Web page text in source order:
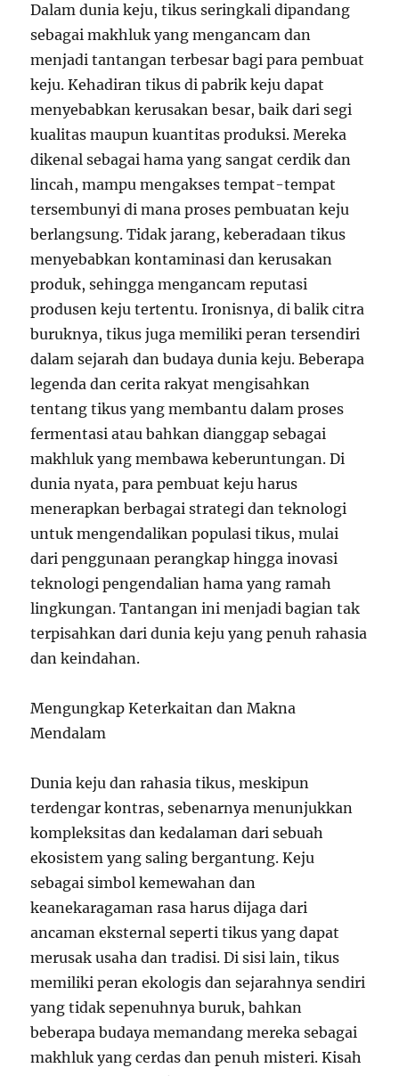
Dalam dunia keju, tikus seringkali dipandang
sebagai makhluk yang mengancam dan
menjadi tantangan terbesar bagi para pembuat
keju. Kehadiran tikus di pabrik keju dapat
menyebabkan kerusakan besar, baik dari segi
kualitas maupun kuantitas produksi. Mereka
dikenal sebagai hama yang sangat cerdik dan
lincah, mampu mengakses tempat-tempat
tersembunyi di mana proses pembuatan keju
berlangsung. Tidak jarang, keberadaan tikus
menyebabkan kontaminasi dan kerusakan
produk, sehingga mengancam reputasi
produsen keju tertentu. Ironisnya, di balik citra
buruknya, tikus juga memiliki peran tersendiri
dalam sejarah dan budaya dunia keju. Beberapa
legenda dan cerita rakyat mengisahkan
tentang tikus yang membantu dalam proses
fermentasi atau bahkan dianggap sebagai
makhluk yang membawa keberuntungan. Di
dunia nyata, para pembuat keju harus
menerapkan berbagai strategi dan teknologi
untuk mengendalikan populasi tikus, mulai
dari penggunaan perangkap hingga inovasi
teknologi pengendalian hama yang ramah
lingkungan. Tantangan ini menjadi bagian tak
terpisahkan dari dunia keju yang penuh rahasia
dan keindahan.
Mengungkap Keterkaitan dan Makna
Mendalam
Dunia keju dan rahasia tikus, meskipun
terdengar kontras, sebenarnya menunjukkan
kompleksitas dan kedalaman dari sebuah
ekosistem yang saling bergantung. Keju
sebagai simbol kemewahan dan
keanekaragaman rasa harus dijaga dari
ancaman eksternal seperti tikus yang dapat
merusak usaha dan tradisi. Di sisi lain, tikus
memiliki peran ekologis dan sejarahnya sendiri
yang tidak sepenuhnya buruk, bahkan
beberapa budaya memandang mereka sebagai
makhluk yang cerdas dan penuh misteri. Kisah